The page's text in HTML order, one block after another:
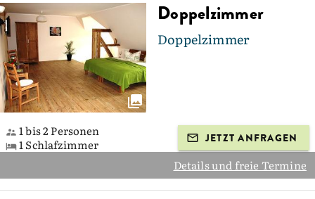
Doppelzimmer
Doppelzimmer
1 bis 2 Personen
1 Schlafzimmer
JETZT ANFRAGEN
Details und freie Termine